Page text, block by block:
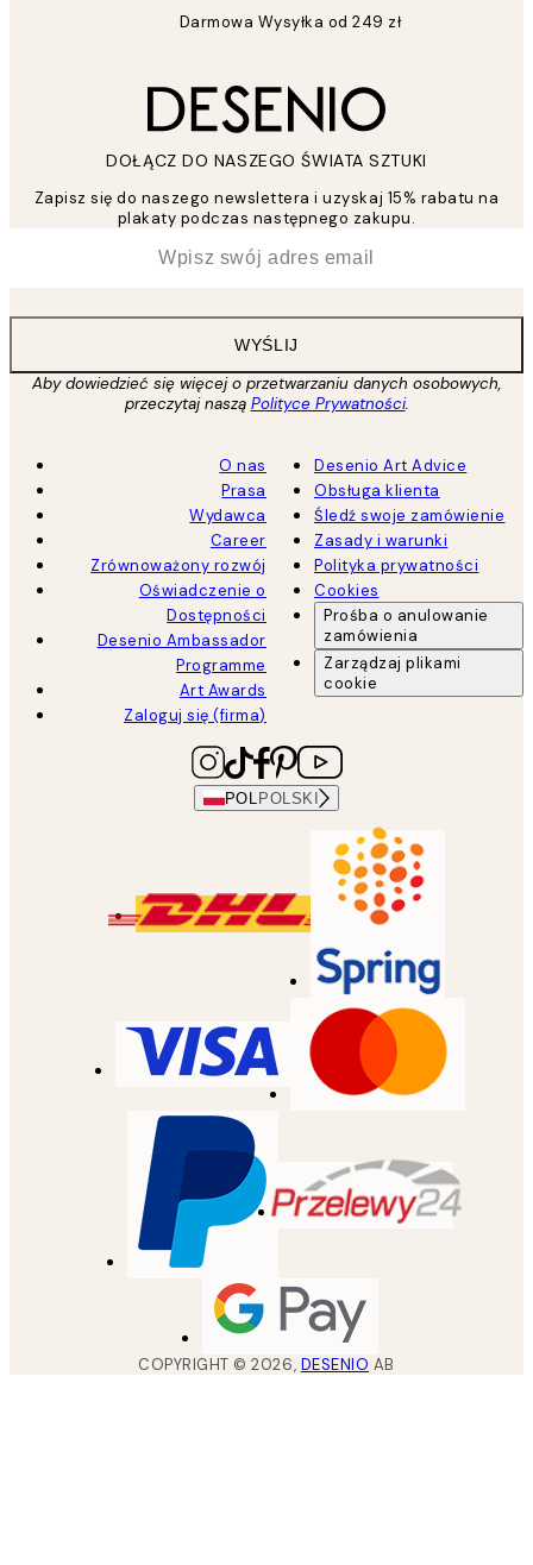
Darmowa Wysyłka od 249 zł
DOŁĄCZ DO NASZEGO ŚWIATA SZTUKI
Zapisz się do naszego newslettera i uzyskaj 15% rabatu na
plakaty podczas następnego zakupu.
WYŚLIJ
Aby dowiedzieć się więcej o przetwarzaniu danych osobowych,
przeczytaj naszą Polityce Prywatności.
O nas
Prasa
Wydawca
Career
Zrównoważony rozwój
Oświadczenie o
Dostępności
Desenio Ambassador
Programme
Art Awards
Zaloguj się (firma)
Desenio Art Advice
Obsługa klienta
Śledź swoje zamówienie
Zasady i warunki
Polityka prywatności
Cookies
Prośba o anulowanie
zamówienia
Zarządzaj plikami
cookie
POL POLSKI
COPYRIGHT ©2026, DESENIO AB